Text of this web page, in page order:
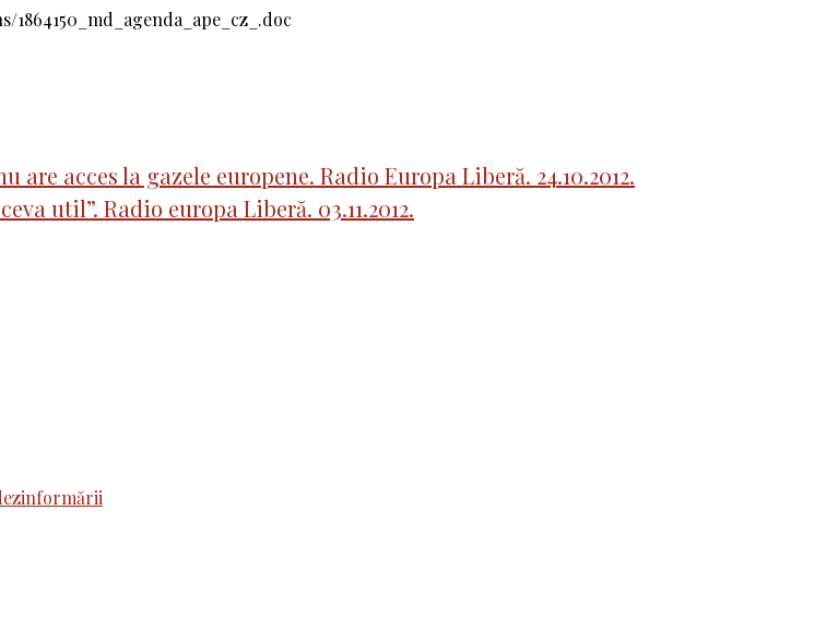
acces la gazele europene. Radio Europa Liberă. 24.10.2012.
util”. Radio europa Liberă. 03.11.2012.